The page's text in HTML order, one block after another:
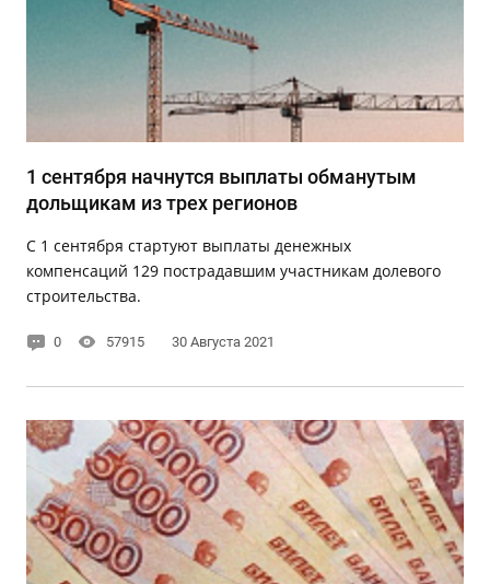
1 сентября начнутся выплаты обманутым
дольщикам из трех регионов
С 1 сентября стартуют выплаты денежных
компенсаций 129 пострадавшим участникам долевого
строительства.
0 57915 30 Августа 2021